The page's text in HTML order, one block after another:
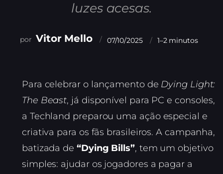
luzes acesas.
Vitor Mello 07/10/2025 1–2 minutos
Para celebrar o lançamento de Dying Light:
The Beast, já disponível para PC e consoles,
a Techland preparou uma ação especial e
criativa para os fãs brasileiros. A campanha,
batizada de “Dying Bills”, tem um objetivo
simples: ajudar os jogadores a pagar a